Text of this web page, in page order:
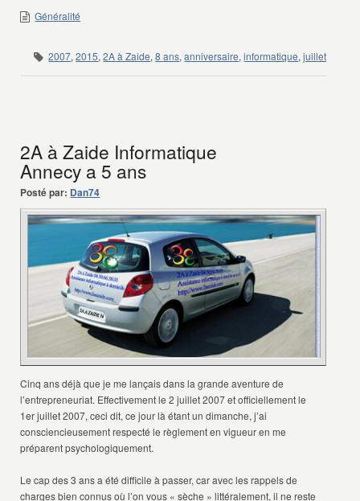
Généralité
2007,2015,2A à Zaide,8 ans,anniversaire,informatique,juillet
2A à Zaide Informatique
Annecy a 5 ans
Posté par: Dan74
Cinq ans déjà que je me lançais dans la grande aventure de
l’entrepreneuriat. Effectivement le 2 juillet 2007 et officiellement le
1er juillet 2007, ceci dit, ce jour là étant un dimanche, j’ai
consciencieusement respecté le règlement en vigueur en me
préparent psychologiquement.
Le cap des 3 ans a été difficile à passer, car avec les rappels de
charges bien connus où l’on vous « sèche » littéralement, il ne reste